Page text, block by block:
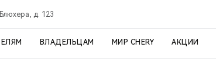
д. 123
ВЛАДЕЛЬЦАМ МИР CHERY АКЦИИ